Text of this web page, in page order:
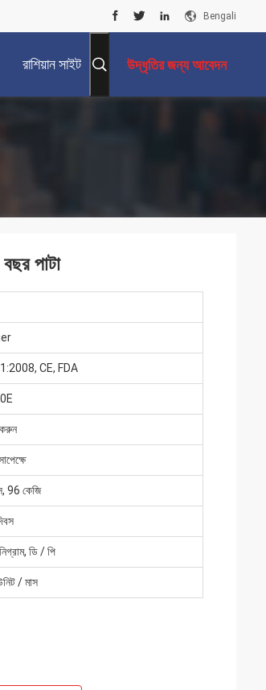
Bengali
রাশিয়ান সাইট উদ্ধৃতির জন্য আবেদন
পাটা
CE, FDA
করুন
96 কেজি
ডি / পি
/ মাস